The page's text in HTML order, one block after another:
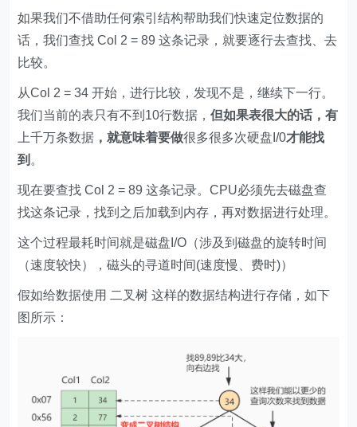
如果我们不借助任何索引结构帮助我们快速定位数据的
话，我们查找 Col 2 = 89 这条记录，就要逐行去查找、去
比较。
从Col 2 = 34 开始，进行比较，发现不是，继续下一行。
我们当前的表只有不到10行数据，但如果表很大的话，有
上千万条数据 ，就意味着要做很多很多次硬盘I/0才能找
到 。
现在要查找 Col 2 = 89 这条记录。CPU必须先去磁盘查
找这条记录，找到之后加载到内存，再对数据进行处理。
这个过程最耗时间就是磁盘I/O（涉及到磁盘的旋转时间
（速度较快），磁头的寻道时间(速度慢、费时)）
假如给数据使用 二叉树 这样的数据结构进行存储，如下
图所示：